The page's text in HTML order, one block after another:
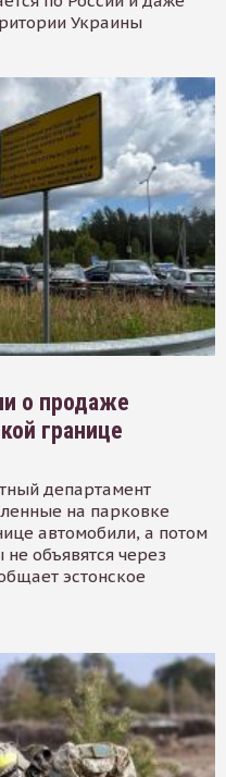
Украины
о продаже
границе
департамент
на парковке
автомобили, а потом
объявятся через
эстонское